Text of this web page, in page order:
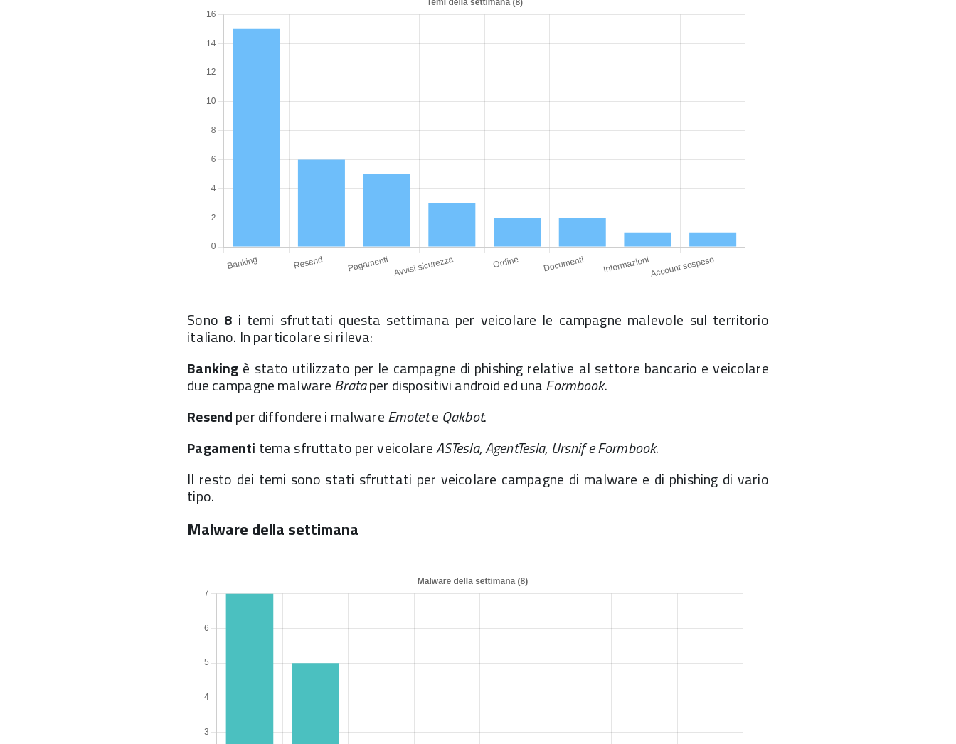
Sono 8 i temi sfruttati questa settimana per veicolare le campagne malevole sul territorio
italiano. In particolare si rileva:
Banking è stato utilizzato per le campagne di phishing relative al settore bancario e veicolare
due campagne malwareBrataper dispositivi android ed unaFormbook.
Resendper diffondere i malwareEmotete Qakbot.
Pagamenti tema sfruttato per veicolareASTesla, AgentTesla, Ursnif e Formbook.
Il resto dei temi sono stati sfruttati per veicolare campagne di malware e di phishing di vario
tipo.
Malware della settimana